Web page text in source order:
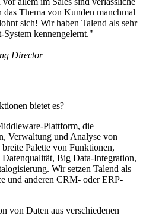
Thema von Kunden manchmal
sich! Wir haben Talend als sehr
System kennengelernt."
Director
bietet es?
Plattform, die
Verwaltung und Analyse von
Palette von Funktionen,
Big Data-Integration,
Wir setzen Talend als
und anderen CRM- oder ERP-
von Daten aus verschiedenen